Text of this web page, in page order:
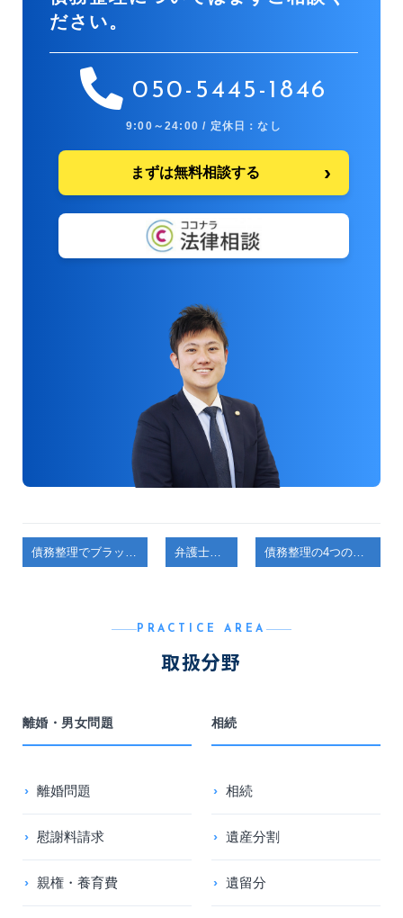
ださい。
050-5445-1846
9:00～24:00 / 定休日：なし
まずは無料相談する
債務整理でブラックリストに載るとどうなる？ 本当の影響と解除までの期間【弁護士解説】 弁護士コラム 債務整理の4つの種類はどう違う？ あなたに合う選び方を弁護士が解説【弁護士解説】
PRACTICE AREA
取扱分野
離婚・男女問題
離婚問題
慰謝料請求
親権・養育費
相続
相続
遺産分割
遺留分